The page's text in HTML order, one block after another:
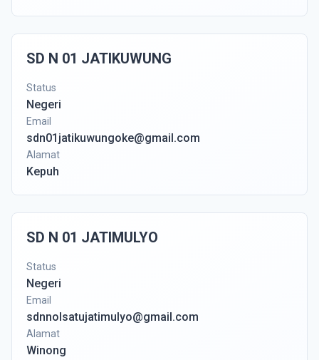
SD N 01 JATIKUWUNG
Status
Negeri
Email
sdn01jatikuwungoke@gmail.com
Alamat
Kepuh
SD N 01 JATIMULYO
Status
Negeri
Email
sdnnolsatujatimulyo@gmail.com
Alamat
Winong